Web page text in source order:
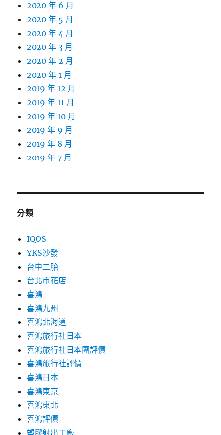
2020 年 6 月
2020 年 5 月
2020 年 4 月
2020 年 3 月
2020 年 2 月
2020 年 1 月
2019 年 12 月
2019 年 11 月
2019 年 10 月
2019 年 9 月
2019 年 8 月
2019 年 7 月
分類
IQOS
YKS沙發
台中二胎
台北市花店
喜鴻
喜鴻九州
喜鴻北海道
喜鴻旅行社日本
喜鴻旅行社日本團評價
喜鴻旅行社評價
喜鴻日本
喜鴻東京
喜鴻東北
喜鴻評價
塑膠射出工廠